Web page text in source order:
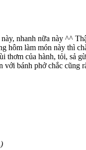
nhanh nữa này ^^
làm món này thì
thơm của hành, tỏi,
bánh phở chắc cũng